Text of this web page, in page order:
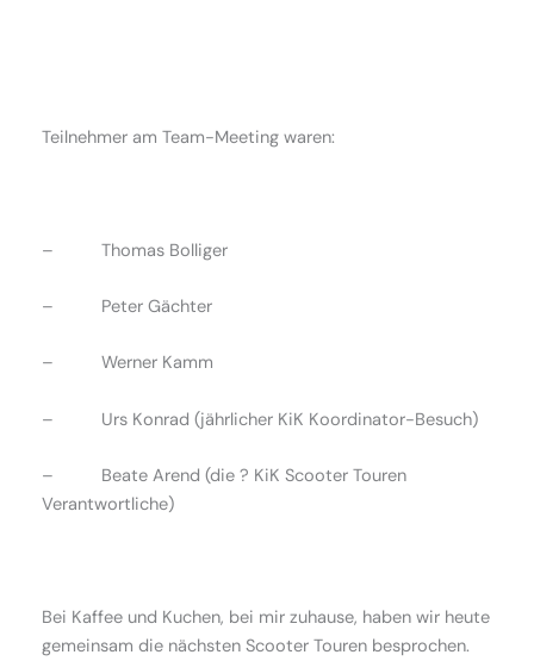
Teilnehmer am Team-Meeting waren:
– Thomas Bolliger
– Peter Gächter
– Werner Kamm
– Urs Konrad (jährlicher KiK Koordinator-Besuch)
– Beate Arend (die ? KiK Scooter Touren
Verantwortliche)
Bei Kaffee und Kuchen, bei mir zuhause, haben wir heute
gemeinsam die nächsten Scooter Touren besprochen.